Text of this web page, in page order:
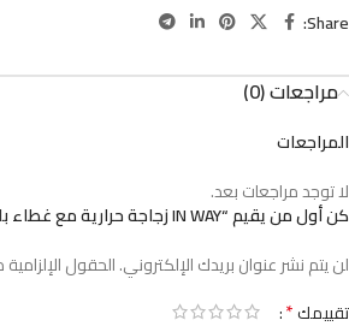
Share:
مراجعات (0)
المراجعات
لا توجد مراجعات بعد.
كن أول من يقيم “IN WAY زجاجة حرارية مع غطاء بامبو 500 مل”
لن يتم نشر عنوان بريدك الإلكتروني.الحقول الإلزامية
تقييمك*